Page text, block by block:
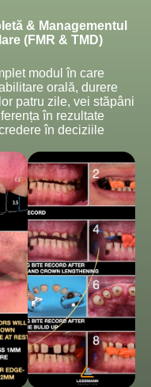
& Managementul
(FMR & TMD)
modul în care
orală, durere
patru zile, vei stăpâni
în rezultate
în deciziile